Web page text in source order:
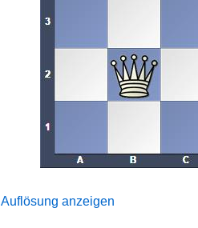
Auflösung anzeigen